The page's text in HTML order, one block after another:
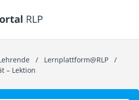
/ Lernplattform@RLP /
– Lektion